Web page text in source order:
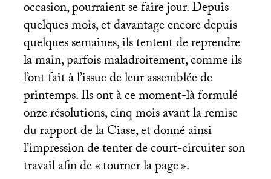
occasion, pourraient se faire jour. Depuis
quelques mois, et davantage encore depuis
quelques semaines, ils tentent de reprendre
la main, parfois maladroitement, comme ils
l’ont fait à l’issue de leur assemblée de
printemps. Ils ont à ce moment-là formulé
onze résolutions, cinq mois avant la remise
du rapport de la Ciase, et donné ainsi
l’impression de tenter de court-circuiter son
travail afin de «tourner la page».